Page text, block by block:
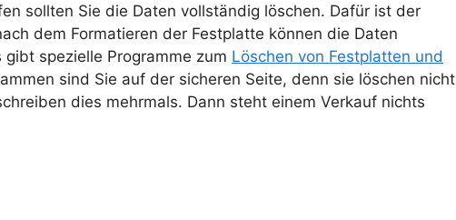
sollten Sie die Daten vollständig löschen. Dafür ist der
dem Formatieren der Festplatte können die Daten
spezielle Programme zum Löschen von Festplatten und
sind Sie auf der sicheren Seite, denn sie löschen nicht
dies mehrmals. Dann steht einem Verkauf nichts